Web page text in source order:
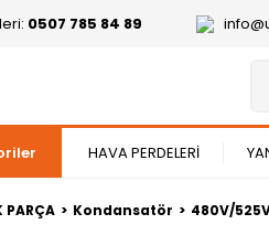
0507 785 84 89
HAVA PERDELERİ
PARÇA Kondansatör 480V/525V